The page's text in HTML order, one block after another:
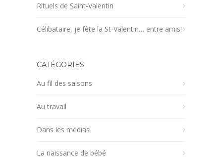
Rituels de Saint-Valentin
Célibataire, je fête la St-Valentin… entre amis!
CATÉGORIES
Au fil des saisons
Au travail
Dans les médias
La naissance de bébé